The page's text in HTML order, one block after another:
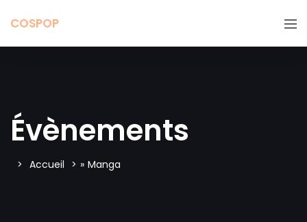
COSPOP
Évènements
Accueil » Manga